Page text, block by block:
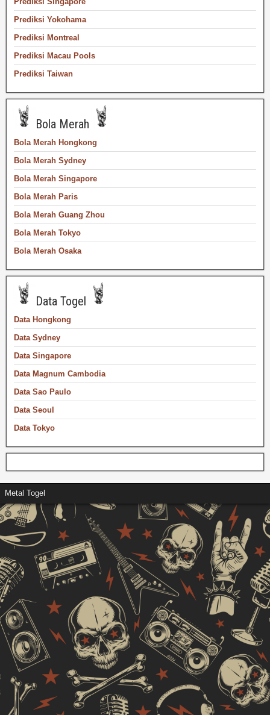
Prediksi Yokohama
Prediksi Montreal
Prediksi Macau Pools
Prediksi Taiwan
Bola Merah
Bola Merah Hongkong
Bola Merah Sydney
Bola Merah Singapore
Bola Merah Paris
Bola Merah Guang Zhou
Bola Merah Tokyo
Bola Merah Osaka
Data Togel
Data Hongkong
Data Sydney
Data Singapore
Data Magnum Cambodia
Data Sao Paulo
Data Seoul
Data Tokyo
Metal Togel